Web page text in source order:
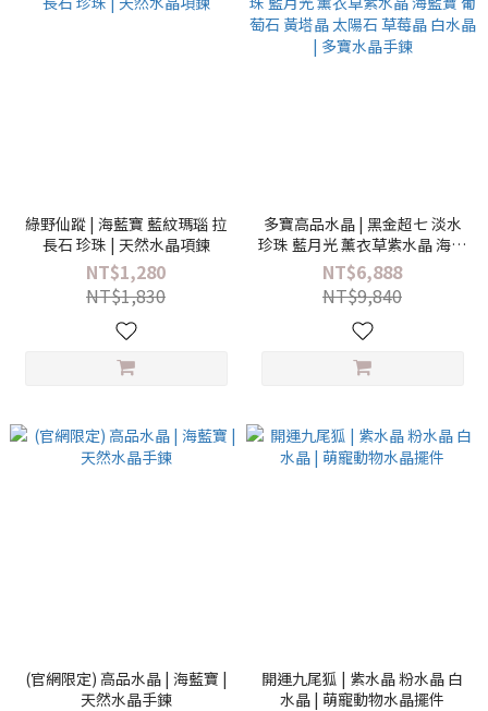
綠野仙蹤 | 海藍寶 藍紋瑪瑙 拉
長石 珍珠 | 天然水晶項鍊
NT$1,280
NT$1,830
多寶高品水晶 | 黑金超七 淡水
珍珠 藍月光 薰衣草紫水晶 海藍
寶 葡萄石 黃塔晶 太陽石 草莓晶
白水晶 | 多寶水晶手鍊
NT$6,888
NT$9,840
(官網限定) 高品水晶 | 海藍寶 |
天然水晶手鍊
開運九尾狐 | 紫水晶 粉水晶 白
水晶 | 萌寵動物水晶擺件